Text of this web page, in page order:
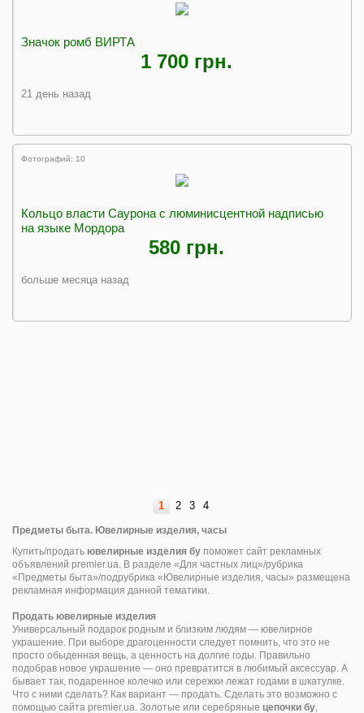
Значок ромб ВИРТА
1 700 грн.
21 день назад
Фотографий: 10
Кольцо власти Саурона с люминисцентной надписью
на языке Мордора
580 грн.
больше месяца назад
1 2 3 4
Предметы быта. Ювелирные изделия, часы
Купить/продать ювелирные изделия бу поможет сайт рекламных
объявлений premier.ua. В разделе «Для частных лиц»/рубрика
«Предметы быта»/подрубрика «Ювелирные изделия, часы» размещена
рекламная информация данной тематики.
Продать ювелирные изделия
Универсальный подарок родным и близким людям — ювелирное
украшение. При выборе драгоценности следует помнить, что это не
просто обыденная вещь, а ценность на долгие годы. Правильно
подобрав новое украшение — оно превратится в любимый аксессуар. А
бывает так, подаренное колечко или сережки лежат годами в шкатулке.
Что с ними сделать? Как вариант — продать. Сделать это возможно с
помощью сайта premier.ua. Золотые или серебряные цепочки бу,